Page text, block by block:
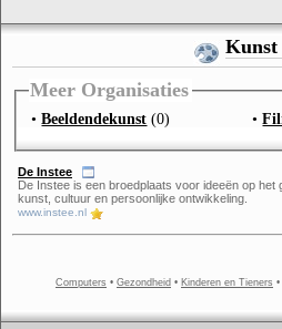
Kunst
Meer Organisaties
•Beeldendekunst (0) •
De Instee
De Instee is een broedplaats voor ideeën op het
kunst, cultuur en persoonlijke ontwikkeling.
www.instee.nl
Computers • Gezondheid • Kinderen en Tieners •